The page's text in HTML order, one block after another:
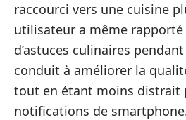
raccourci vers une cuisine
utilisateur a même rapporté
d’astuces culinaires
conduit à améliorer la
tout en étant moins distrait
notifications de